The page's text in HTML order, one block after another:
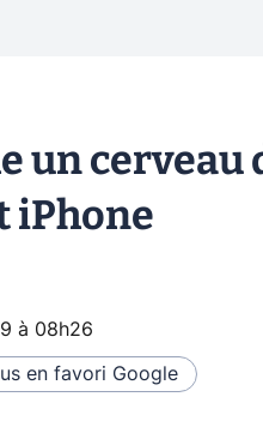
un
iPhone
à 08h26
en favori Google